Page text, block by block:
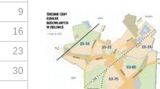
9
16
23
30